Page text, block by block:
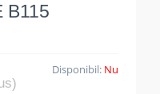
B115
Disponibil: Nu